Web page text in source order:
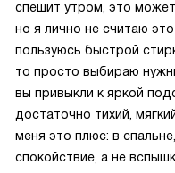
спешит утром, это
но я лично не считаю
пользуюсь быстрой
то просто выбираю
вы привыкли к яркой
достаточно тихий,
меня это плюс: в
спокойствие, а не